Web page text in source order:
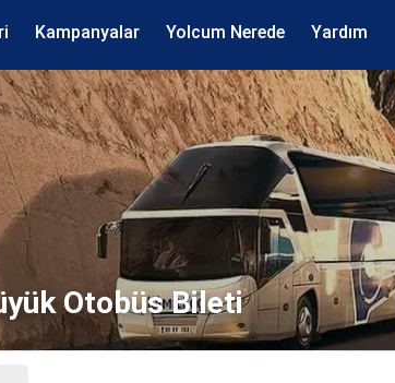
Kampanyalar Yolcum Nerede Yardım
Otobüs Bileti